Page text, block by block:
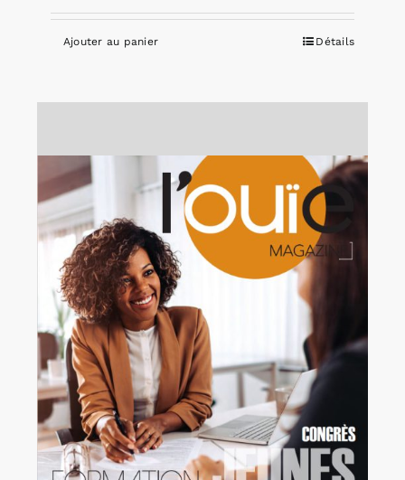
Ajouter au panier Détails